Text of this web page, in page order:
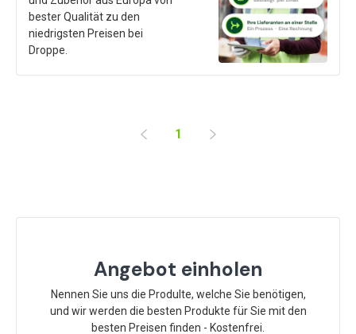
bester Qualität zu den
niedrigsten Preisen bei
Droppe.
1
Angebot einholen
Nennen Sie uns die Produlte, welche Sie benötigen,
und wir werden die besten Produkte für Sie mit den
besten Preisen finden - Kostenfrei.